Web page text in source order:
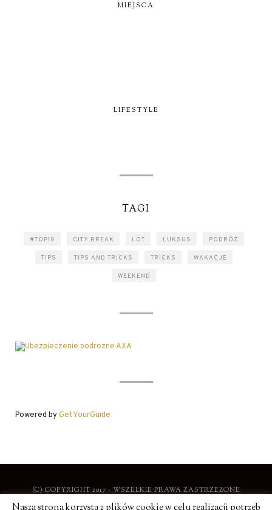
MIEJSCA
LIFESTYLE
TAGI
#TOP10 CITY BREAK LOT LUKSUS PODRÓŻ
TIPS TIPS AND TRICKS TRICKS WAKACJE
WEEKEND
Powered byGetYourGuide
(C) COPYRIGHT 2017 - WSZELKIE PRAWA ZASTRZEŻONE